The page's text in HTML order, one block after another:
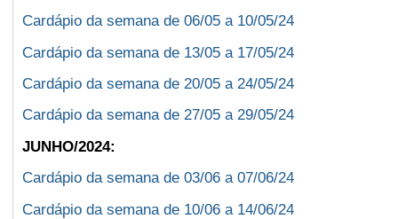
Cardápio da semana de 06/05 a 10/05/24
Cardápio da semana de 13/05 a 17/05/24
Cardápio da semana de 20/05 a 24/05/24
Cardápio da semana de 27/05 a 29/05/24
JUNHO/2024:
Cardápio da semana de 03/06 a 07/06/24
Cardápio da semana de 10/06 a 14/06/24